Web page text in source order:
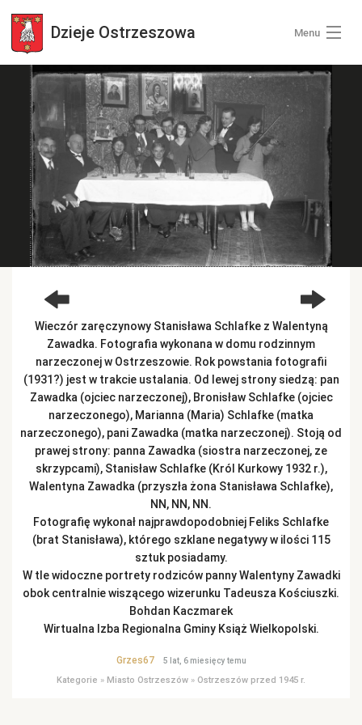
Dzieje Ostrzeszowa Menu
Wszystkie zdjęcia
Kategorie zdjęć
Zaloguj się
+ Dodaj zdjęcia
Wieczór zaręczynowy Stanisława Schlafke z Walentyną
Zawadka. Fotografia wykonana w domu rodzinnym
narzeczonej w Ostrzeszowie. Rok powstania fotografii
(1931?) jest w trakcie ustalania. Od lewej strony siedzą: pan
Zawadka (ojciec narzeczonej), Bronisław Schlafke (ojciec
narzeczonego), Marianna (Maria) Schlafke (matka
narzeczonego), pani Zawadka (matka narzeczonej). Stoją od
prawej strony: panna Zawadka (siostra narzeczonej, ze
skrzypcami), Stanisław Schlafke (Król Kurkowy 1932 r.),
Walentyna Zawadka (przyszła żona Stanisława Schlafke),
NN, NN, NN.
Fotografię wykonał najprawdopodobniej Feliks Schlafke
(brat Stanisława), którego szklane negatywy w ilości 115
sztuk posiadamy.
W tle widoczne portrety rodziców panny Walentyny Zawadki
obok centralnie wiszącego wizerunku Tadeusza Kościuszki.
Bohdan Kaczmarek
Wirtualna Izba Regionalna Gminy Książ Wielkopolski.
Grzes67 5 lat, 6 miesięcy temu
Kategorie » Miasto Ostrzeszów » Ostrzeszów przed 1945 r.